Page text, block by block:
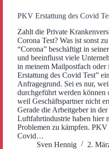
PKV Erstattung des Covid
Zahlt die Private
Corona Test? Was ist sonst
“Corona” beschäftigt in
und beeinflusst viele
in meinem Mailpostfach
Erstattung des Covid Test”
Anfragegrund. Sei es nur,
durchgeführt werden können
weil Geschäftspartner nicht
Gerade die Arbeitgeber in
Luftfahrtindustrie haben hier
Problemen zu kämpfen. PKV
Covid…
Sven Hennig
2.